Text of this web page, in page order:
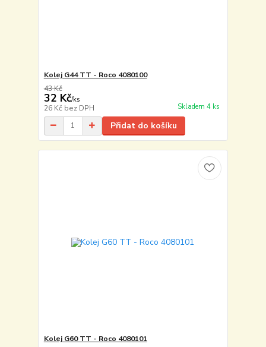
Kolej G44 TT - Roco 4080100
43 Kč
32 Kč/ks
26 Kč bez DPH Skladem 4 ks
Přidat do košíku
Kolej G60 TT - Roco 4080101